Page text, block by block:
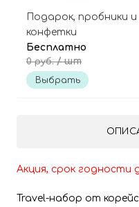
Подарок, пробники и
конфетки
Бесплатно
0 руб./ шт
Выбрать
Акция, срок годности
Travel-набор от